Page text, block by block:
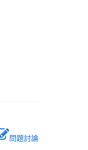
問題討論